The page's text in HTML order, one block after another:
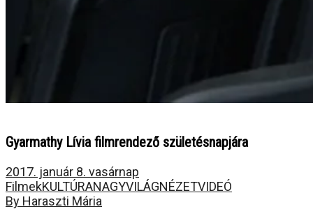
Gyarmathy Lívia filmrendező születésnapjára
2017. január 8. vasárnap
FilmekKULTÚRANAGYVILÁGNÉZETVIDEÓ
By Haraszti Mária